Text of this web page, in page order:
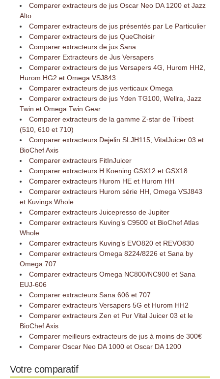
Comparer extracteurs de jus Oscar Neo DA 1200 et Jazz
Alto
Comparer extracteurs de jus présentés par Le Particulier
Comparer extracteurs de jus QueChoisir
Comparer extracteurs de jus Sana
Comparer Extracteurs de Jus Versapers
Comparer extracteurs de jus Versapers 4G, Hurom HH2,
Hurom HG2 et Omega VSJ843
Comparer extracteurs de jus verticaux Omega
Comparer extracteurs de jus Yden TG100, Wellra, Jazz
Twin et Omega Twin Gear
Comparer extracteurs de la gamme Z-star de Tribest
(510, 610 et 710)
Comparer extracteurs Dejelin SLJH115, VitalJuicer 03 et
BioChef Axis
Comparer extracteurs FitInJuicer
Comparer extracteurs H.Koening GSX12 et GSX18
Comparer extracteurs Hurom HE et Hurom HH
Comparer extracteurs Hurom série HH, Omega VSJ843
et Kuvings Whole
Comparer extracteurs Juicepresso de Jupiter
Comparer extracteurs Kuving’s C9500 et BioChef Atlas
Whole
Comparer extracteurs Kuving’s EVO820 et REVO830
Comparer extracteurs Omega 8224/8226 et Sana by
Omega 707
Comparer extracteurs Omega NC800/NC900 et Sana
EUJ-606
Comparer extracteurs Sana 606 et 707
Comparer extracteurs Versapers 5G et Hurom HH2
Comparer extracteurs Zen et Pur Vital Juicer 03 et le
BioChef Axis
Comparer meilleurs extracteurs de jus à moins de 300€
Comparer Oscar Neo DA 1000 et Oscar DA 1200
Votre comparatif